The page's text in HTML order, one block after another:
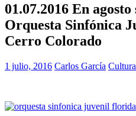
01.07.2016 En
Orquesta Sinfónica
Cerro Colorado
1 julio, 2016 Carlos García